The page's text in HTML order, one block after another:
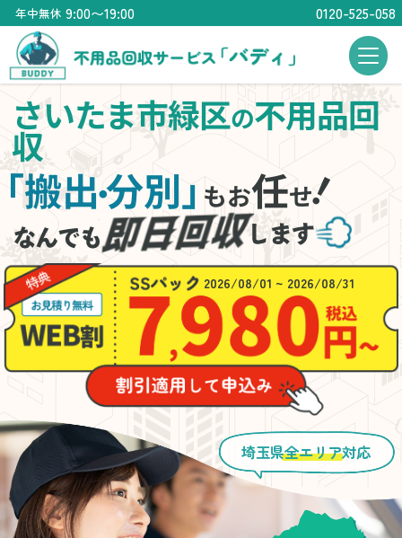
年中無休 9:00〜19:00 0120-525-058
さいたま市緑区の不用品回
収
搬出・分別」もお任せ
！
2026/08/01 ~ 2026/08/31
埼玉県全エリア対応